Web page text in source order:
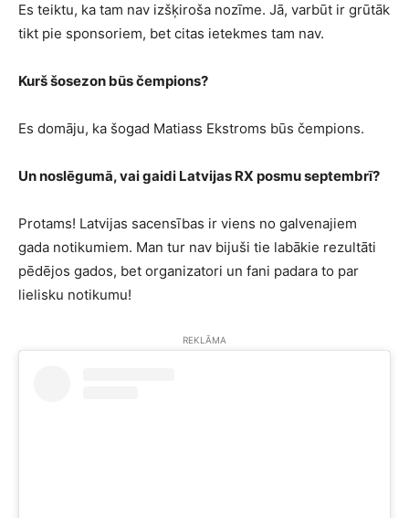
Es teiktu, ka tam nav izšķiroša nozīme. Jā, varbūt ir grūtāk
tikt pie sponsoriem, bet citas ietekmes tam nav.
Kurš šosezon būs čempions?
Es domāju, ka šogad Matiass Ekstroms būs čempions.
Un noslēgumā, vai gaidi Latvijas RX posmu septembrī?
Protams! Latvijas sacensības ir viens no galvenajiem
gada notikumiem. Man tur nav bijuši tie labākie rezultāti
pēdējos gados, bet organizatori un fani padara to par
lielisku notikumu!
REKLĀMA